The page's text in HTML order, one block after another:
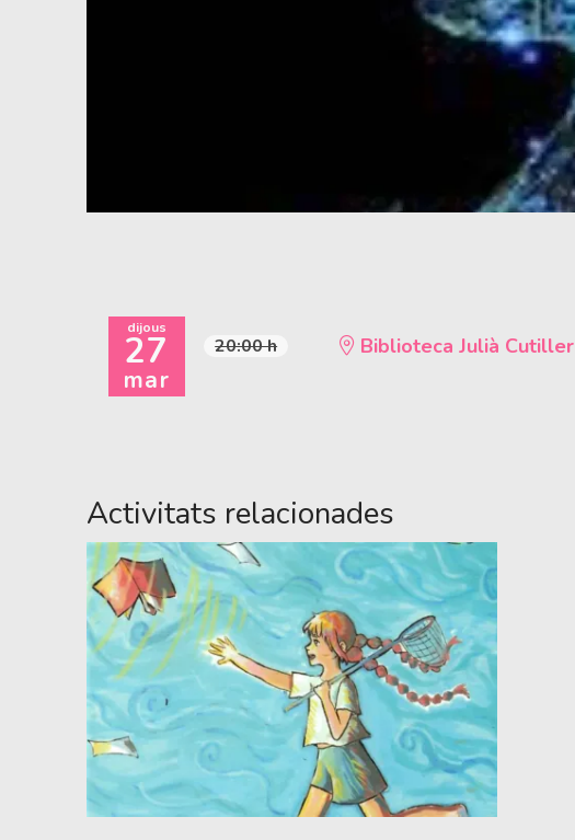
dijous
27
mar
20:00 h Biblioteca Julià Cutiller
Activitats relacionades